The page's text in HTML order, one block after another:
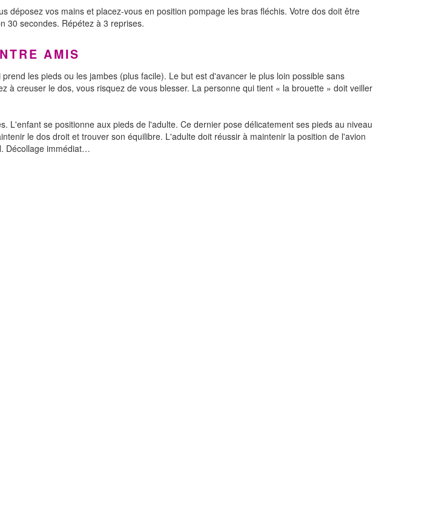
déposez vos mains et placez-vous en position pompage les bras fléchis. Votre dos doit être
30 secondes. Répétez à 3 reprises.
AMIS
les pieds ou les jambes (plus facile). Le but est d'avancer le plus loin possible sans
à creuser le dos, vous risquez de vous blesser. La personne qui tient « la brouette » doit veiller
L'enfant se positionne aux pieds de l'adulte. Ce dernier pose délicatement ses pieds au niveau
le dos droit et trouver son équilibre. L'adulte doit réussir à maintenir la position de l'avion
Décollage immédiat…